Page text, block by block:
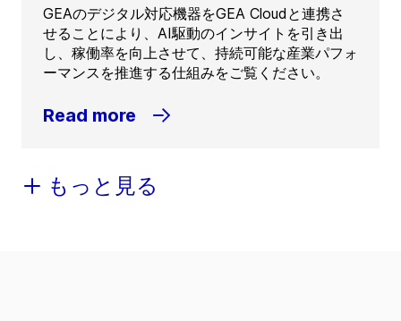
GEAのデジタル対応機器をGEA Cloudと連携さ
せることにより、AI駆動のインサイトを引き出
し、稼働率を向上させて、持続可能な産業パフォ
ーマンスを推進する仕組みをご覧ください。
Read more
もっと見る